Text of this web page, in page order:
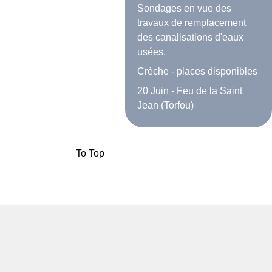
Sondages en vue des
travaux de remplacement
des canalisations d'eaux
usées.
Crèche - places disponibles
20 Juin - Feu de la Saint
Jean (Torfou)
To Top